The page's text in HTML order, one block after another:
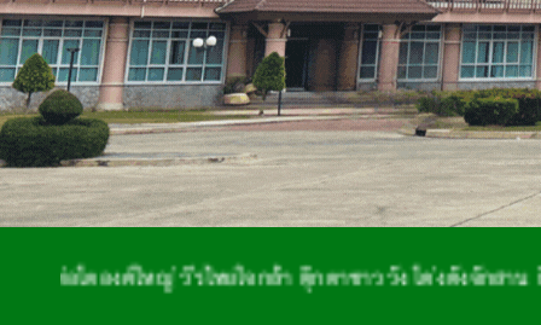
องค์ใหญ่ วีรไทยใจกล้า ตุ๊กตาชาววัง โด่งดังจักสาน ถิ่นฐานท